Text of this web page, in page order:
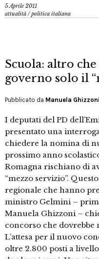
5 Aprile 2011
attualità /politica italiana
Scuola: altro
governo solo il
Pubblicato da Manuela Ghizzoni
I deputati del PD
presentato una
chiedere la nomina di
prossimo anno
Romagna rischiano di
“mezzo servizio”.
regionale che hanno
ministro Gelmini –
Manuela Ghizzoni –
concorso che
L’attesa per il nuovo
oltre 2.800 posti a